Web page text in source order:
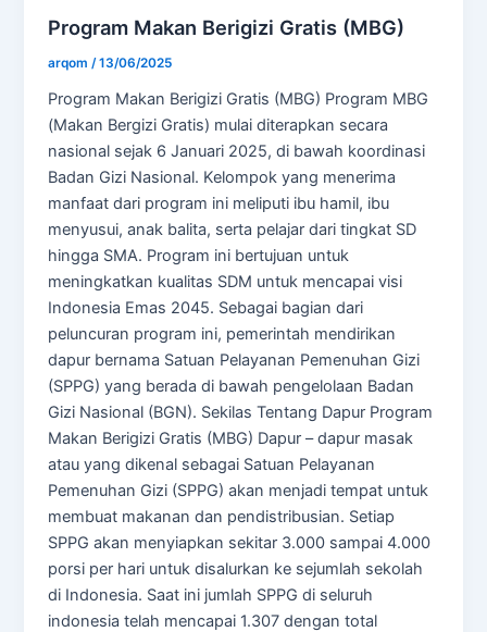
Program Makan Berigizi Gratis (MBG)
arqom/13/06/2025
Program Makan Berigizi Gratis (MBG) Program MBG
(Makan Bergizi Gratis) mulai diterapkan secara
nasional sejak 6 Januari 2025, di bawah koordinasi
Badan Gizi Nasional. Kelompok yang menerima
manfaat dari program ini meliputi ibu hamil, ibu
menyusui, anak balita, serta pelajar dari tingkat SD
hingga SMA. Program ini bertujuan untuk
meningkatkan kualitas SDM untuk mencapai visi
Indonesia Emas 2045. Sebagai bagian dari
peluncuran program ini, pemerintah mendirikan
dapur bernama Satuan Pelayanan Pemenuhan Gizi
(SPPG) yang berada di bawah pengelolaan Badan
Gizi Nasional (BGN). Sekilas Tentang Dapur Program
Makan Berigizi Gratis (MBG) Dapur – dapur masak
atau yang dikenal sebagai Satuan Pelayanan
Pemenuhan Gizi (SPPG) akan menjadi tempat untuk
membuat makanan dan pendistribusian. Setiap
SPPG akan menyiapkan sekitar 3.000 sampai 4.000
porsi per hari untuk disalurkan ke sejumlah sekolah
di Indonesia. Saat ini jumlah SPPG di seluruh
indonesia telah mencapai 1.307 dengan total